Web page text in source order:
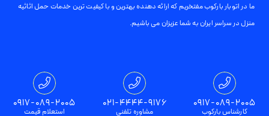
ما در اتوبار بارکوب مفتخریم که ارائه دهنده بهترین و با کیفیت ترین خدمات حمل اثاثیه
منزل در سراسر ایران به شما عزیزان می باشیم.
تمامی حقوق برای باربری بارکوب محفوظ است0917-089-2005
کارشناس بارکوب
021-4444-9176
مشاوره تلفنی
0917-089-2005
استعلام قیمت